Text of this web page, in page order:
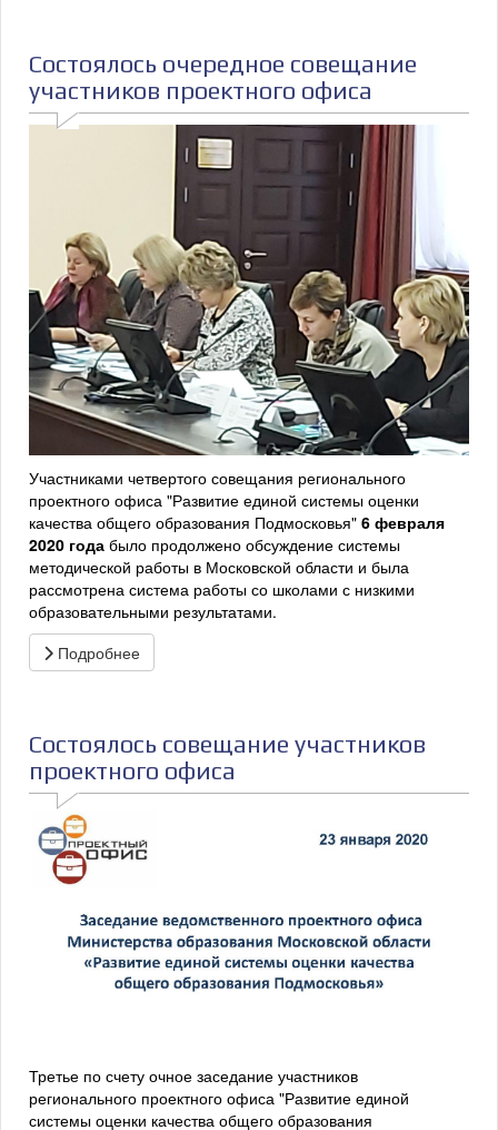
Состоялось очередное совещание
участников проектного офиса
Участниками четвертого совещания регионального
проектного офиса "Развитие единой системы оценки
качества общего образования Подмосковья" 6 февраля
2020 года было продолжено обсуждение системы
методической работы в Московской области и была
рассмотрена система работы со школами с низкими
образовательными результатами.
Подробнее
Состоялось совещание участников
проектного офиса
Третье по счету очное заседание участников
регионального проектного офиса "Развитие единой
системы оценки качества общего образования